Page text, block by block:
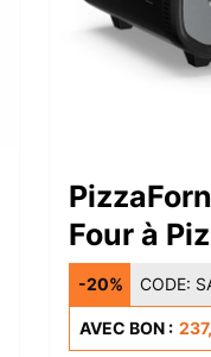
Four à
Électrique
-20% CODE:
AVEC BON :